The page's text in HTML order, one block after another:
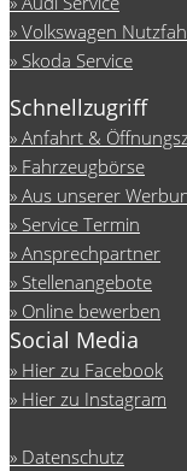
Volkswagen
Skoda Service
Schnellzugriff
Anfahrt &
Fahrzeugbörse
Aus unserer
Service Termin
Ansprechpartner
Stellenangebote
Online bewerben
Social Media
Hier zu Facebook
Hier zu Instagram
Datenschutz